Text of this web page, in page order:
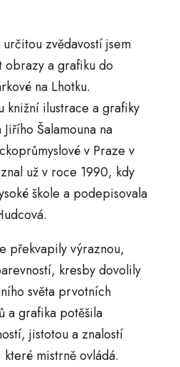
zvědavostí jsem
a grafiku do
na Lhotku.
knižní ilustrace a grafiky
Šalamouna na
v Praze v
už v roce 1990, kdy
škole a podepisovala
překvapily výraznou,
kresby dovolily
světa prvotních
a grafika potěšila
jistotou a znalostí
mistrně ovládá.